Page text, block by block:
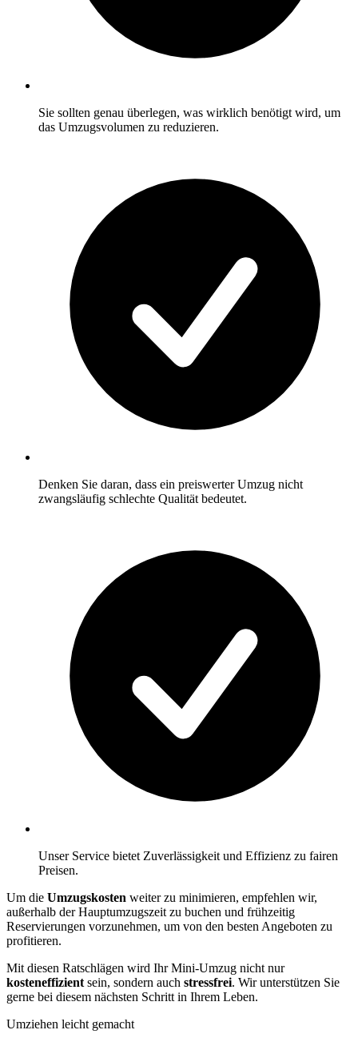
Sie sollten genau überlegen, was wirklich benötigt wird, um
das Umzugsvolumen zu reduzieren.
Denken Sie daran, dass ein preiswerter Umzug nicht
zwangsläufig schlechte Qualität bedeutet.
Unser Service bietet Zuverlässigkeit und Effizienz zu fairen
Preisen.
Um die Umzugskosten weiter zu minimieren, empfehlen wir,
außerhalb der Hauptumzugszeit zu buchen und frühzeitig
Reservierungen vorzunehmen, um von den besten Angeboten zu
profitieren.
Mit diesen Ratschlägen wird Ihr Mini-Umzug nicht nur
kosteneffizient sein, sondern auch stressfrei. Wir unterstützen Sie
gerne bei diesem nächsten Schritt in Ihrem Leben.
Umziehen leicht gemacht